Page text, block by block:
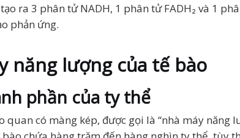
ra 3 phân tử NADH, 1 phân tử FADH₂ và 1
phản ứng.
năng lượng của tế bào
phần của ty thể
có màng kép, được gọi là “nhà máy năng